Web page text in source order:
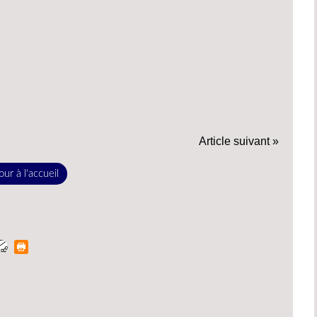
Article suivant »
à l'accueil